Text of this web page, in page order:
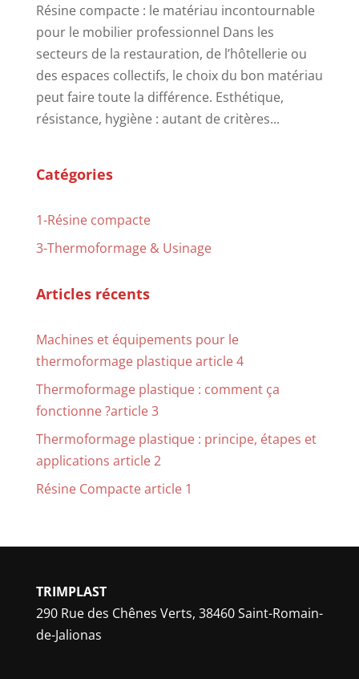
Résine compacte : le matériau incontournable
pour le mobilier professionnel Dans les
secteurs de la restauration, de l’hôtellerie ou
des espaces collectifs, le choix du bon matériau
peut faire toute la différence. Esthétique,
résistance, hygiène : autant de critères...
Catégories
1-Résine compacte
3-Thermoformage & Usinage
Articles récents
Machines et équipements pour le
thermoformage plastique article 4
Thermoformage plastique : comment ça
fonctionne ?article 3
Thermoformage plastique : principe, étapes et
applications article 2
Résine Compacte article 1
TRIMPLAST
290 Rue des Chênes Verts, 38460 Saint-Romain-
de-Jalionas